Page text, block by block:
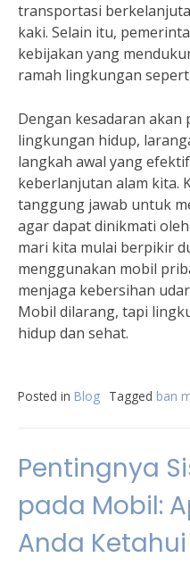
transportasi
kaki. Selain itu,
kebijakan yang
ramah lingkungan
Dengan kesadaran
lingkungan hidup,
langkah awal yang
keberlanjutan alam kita.
tanggung jawab untuk
agar dapat dinikmati
mari kita mulai berpikir
menggunakan mobil
menjaga kebersihan
Mobil dilarang, tapi
hidup dan sehat.
Posted in Blog Tagged ban
Pentingnya
pada Mobil:
Anda Ketahui